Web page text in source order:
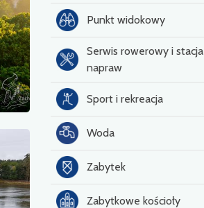
Punkt widokowy
Serwis rowerowy i stacja
napraw
Sport i rekreacja
Woda
Zabytek
Zabytkowe kościoły